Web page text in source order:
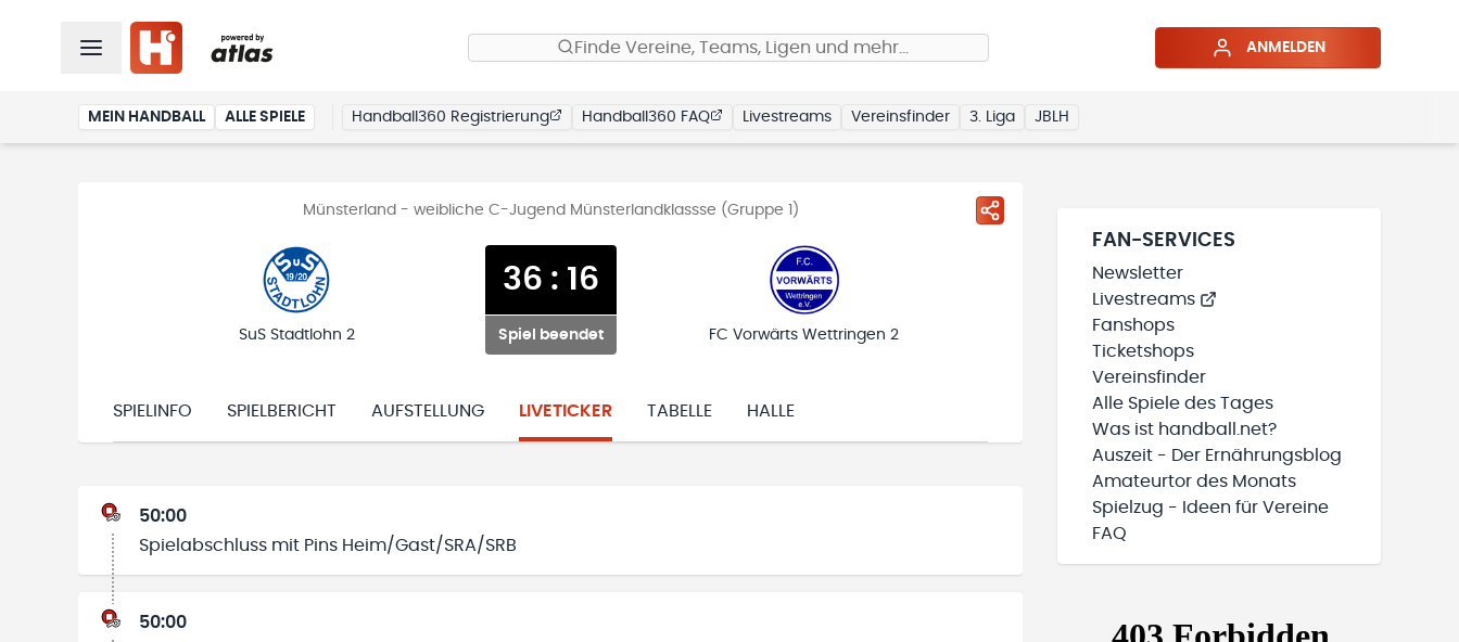
Finde Vereine, Teams, Ligen und mehr… ANMELDEN
MEIN HANDBALL ALLE SPIELE Handball360 Registrierung Handball360 FAQ Livestreams Vereinsfinder 3. Liga JBLH
Münsterland - weibliche C-Jugend Münsterlandklassse (Gruppe 1)
SuS Stadtlohn 2
36 : 16
Spiel beendet FC Vorwärts Wettringen 2
SPIELINFO SPIELBERICHT AUFSTELLUNG LIVETICKER TABELLE HALLE
50:00
Spielabschluss mit Pins Heim/Gast/SRA/SRB
50:00
FAN-SERVICES
Newsletter
Livestreams
Fanshops
Ticketshops
Vereinsfinder
Alle Spiele des Tages
Was ist handball.net?
Auszeit - Der Ernährungsblog
Amateurtor des Monats
Spielzug - Ideen für Vereine
FAQ